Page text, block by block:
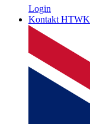
Login
Kontakt HTWK